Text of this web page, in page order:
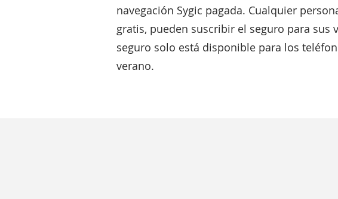
navegación Sygic pagada. Cualquier
gratis, pueden suscribir el seguro para sus
seguro solo está disponible para los
verano.